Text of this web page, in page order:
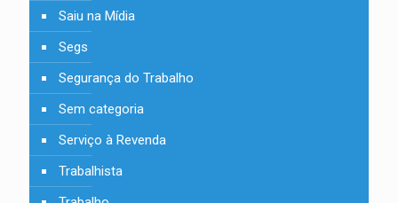
Saiu na Mídia
Segs
Segurança do Trabalho
Sem categoria
Serviço à Revenda
Trabalhista